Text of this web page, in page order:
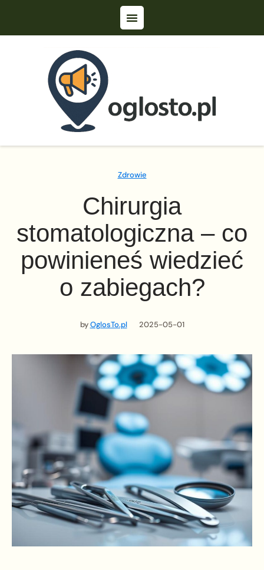
Zdrowie
Chirurgia
stomatologiczna – co
powinieneś wiedzieć
o zabiegach?
byOglosTo.pl 2025-05-01